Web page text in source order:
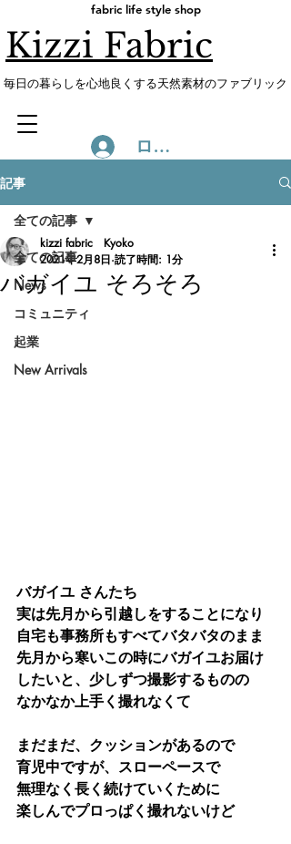
fabric life style shop
Kizzi Fabric
​毎日の暮らしを心地良くする天然素材のファブリック
ログイン
記事
全ての記事
News
コミュニティ
起業
New Arrivals
全ての記事
バガイユ そろそろ
kizzi fabric Kyoko
2021年2月8日 読了時間: 1分
バガイユ さんたち
実は先月から引越しをすることになり
自宅も事務所もすべてバタバタのまま
先月から寒いこの時にバガイユお届け
したいと、少しずつ撮影するものの
なかなか上手く撮れなくて
まだまだ、クッションがあるので
育児中ですが、スローペースで
無理なく長く続けていくために
楽しんでプロっぱく撮れないけど